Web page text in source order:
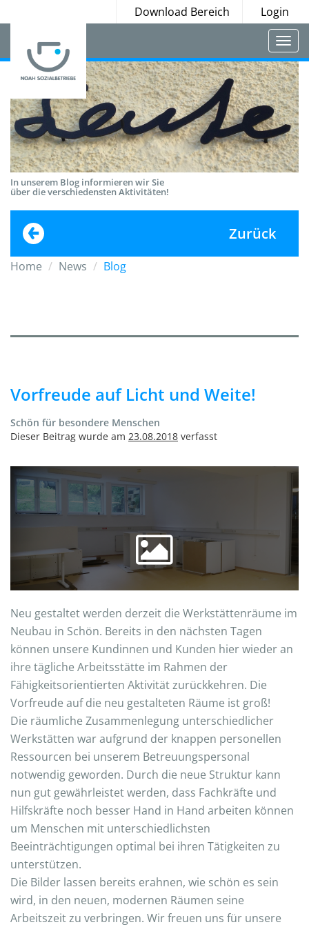
Download Bereich Login
In unserem Blog informieren wir Sie
über die verschiedensten Aktivitäten!
Zurück
Home News Blog
Vorfreude auf Licht und Weite!
Schön für besondere Menschen
Dieser Beitrag wurde am 23.08.2018 verfasst
Neu gestaltet werden derzeit die Werkstättenräume im
Neubau in Schön. Bereits in den nächsten Tagen
können unsere Kundinnen und Kunden hier wieder an
ihre tägliche Arbeitsstätte im Rahmen der
Fähigkeitsorientierten Aktivität zurückkehren. Die
Vorfreude auf die neu gestalteten Räume ist groß!
Die räumliche Zusammenlegung unterschiedlicher
Werkstätten war aufgrund der knappen personellen
Ressourcen bei unserem Betreuungspersonal
notwendig geworden. Durch die neue Struktur kann
nun gut gewährleistet werden, dass Fachkräfte und
Hilfskräfte noch besser Hand in Hand arbeiten können
um Menschen mit unterschiedlichsten
Beeinträchtigungen optimal bei ihren Tätigkeiten zu
unterstützen.
Die Bilder lassen bereits erahnen, wie schön es sein
wird, in den neuen, modernen Räumen seine
Arbeitszeit zu verbringen. Wir freuen uns für unsere